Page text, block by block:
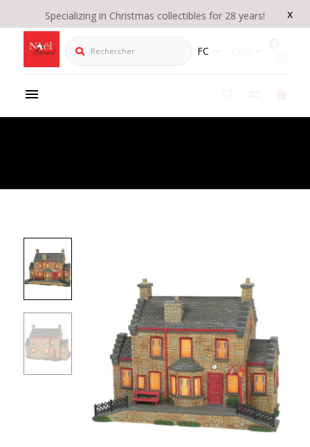
x
Specializing in Christmas collectibles for 28 years!
Rechercher FC